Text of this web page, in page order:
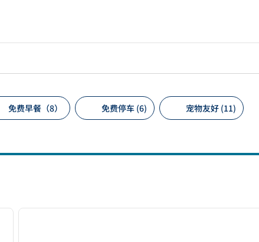
免费早餐（8） 免费停车 (6) 宠物友好 (11)
下一张图片
1/12